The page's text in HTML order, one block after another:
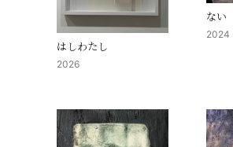
はしわたし
2026
ない
2024